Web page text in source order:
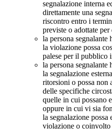
segnalazione interna
direttamente una
riscontro entro i
previste o adottate
la persona
la violazione possa
palese per il pubblico
la persona
la segnalazione
ritorsioni o possa non
delle specifiche
quelle in cui possano
oppure in cui vi sia
la segnalazione possa
violazione o coinvolto